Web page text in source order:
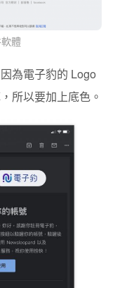
體
為電子豹的 Logo
所以要加上底色。